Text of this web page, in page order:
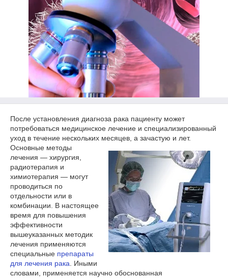
После установления диагноза рака пациенту может
потребоваться медицинское лечение и специализированный
уход в течение нескольких месяцев, а зачастую и лет.
Основные методы
лечения — хирургия,
радиотерапия и
химиотерапия — могут
проводиться по
отдельности или в
комбинации. В настоящее
время для повышения
эффективности
вышеуказанных методик
лечения применяются
специальные препараты
для лечения рака . Иными
словами, применяется научно обоснованная